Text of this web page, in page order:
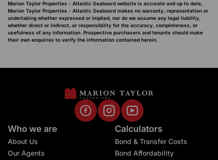
Marion Taylor Properties - Atlantic Seaboard website is accurate and up to date,
Marion Taylor Properties - Atlantic Seaboard makes no warranty, representation or
undertaking whether expressed or implied, nor do we assume any legal liability,
whether direct or indirect, or responsibility for the accuracy, completeness, or
usefulness of any information. Prospective purchasers and tenants should make
their own enquiries to verify the information contained herein.
Who we are
About Us
Our Agents
Calculators
Bond & Transfer Costs
Bond Affordability